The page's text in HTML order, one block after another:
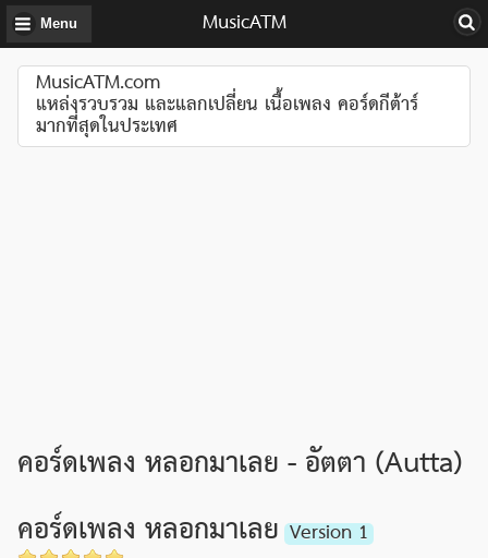
Menu
MusicATM
MusicATM.com
แหล่งรวบรวม และแลกเปลี่ยน เนื้อเพลง คอร์ดกีต้าร์
มากที่สุดในประเทศ
คอร์ดเพลง หลอกมาเลย - อัตตา (Autta)
คอร์ดเพลง หลอกมาเลย Version 1